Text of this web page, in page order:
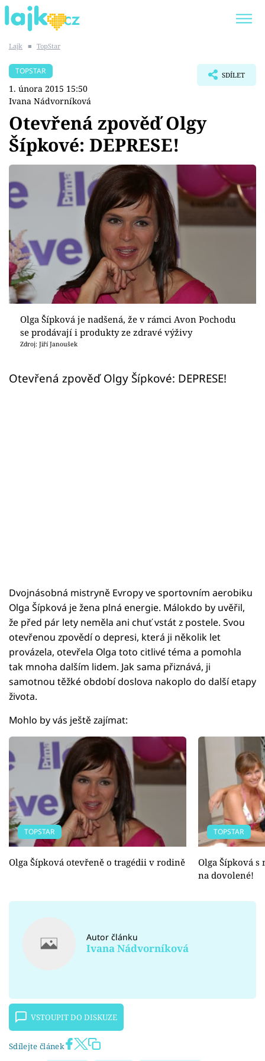
SHOPAHOLICADEL
Témata
Showbyznys
Youtubeři
Virály
Sex a vztahy
Videa
Sledujte prima+
Lajk ■ TopStar
TOPSTAR
1. února 2015 15:50
Ivana Nádvorníková
SDÍLET
Otevřená zpověď Olgy
Šípkové: DEPRESE!
Olga Šípková je nadšená, že v rámci Avon Pochodu
se prodávají i produkty ze zdravé výživy
Zdroj: Jiří Janoušek
Otevřená zpověď Olgy Šípkové: DEPRESE!
Dvojnásobná mistryně Evropy ve sportovním aerobiku
Olga Šípková je žena plná energie. Málokdo by uvěřil,
že před pár lety neměla ani chuť vstát z postele. Svou
otevřenou zpovědí o depresi, která ji několik let
provázela, otevřela Olga toto citlivé téma a pomohla
tak mnoha dalším lidem. Jak sama přiznává, ji
samotnou těžké období doslova nakoplo do další etapy
života.
Mohlo by vás ještě zajímat:
TOPSTAR
Olga Šípková otevřeně o tragédii v rodině
TOPSTAR
Olga Šípková s
na dovolené!
Autor článku
Ivana Nádvorníková
VSTOUPIT DO DISKUZE
Sdílejte článek